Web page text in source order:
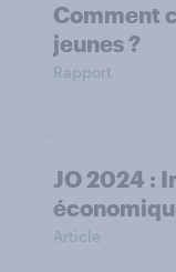
Comment
jeunes ?
Rapport
JO 2024 :
Article